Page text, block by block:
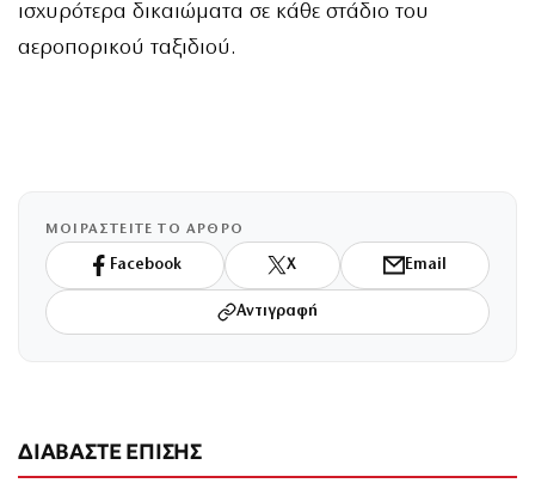
ισχυρότερα δικαιώματα σε κάθε στάδιο του
αεροπορικού ταξιδιού.
ΜΟΙΡΑΣΤΕΙΤΕ ΤΟ ΑΡΘΡΟ
Facebook X Email
Αντιγραφή
ΔΙΑΒΑΣΤΕ ΕΠΙΣΗΣ